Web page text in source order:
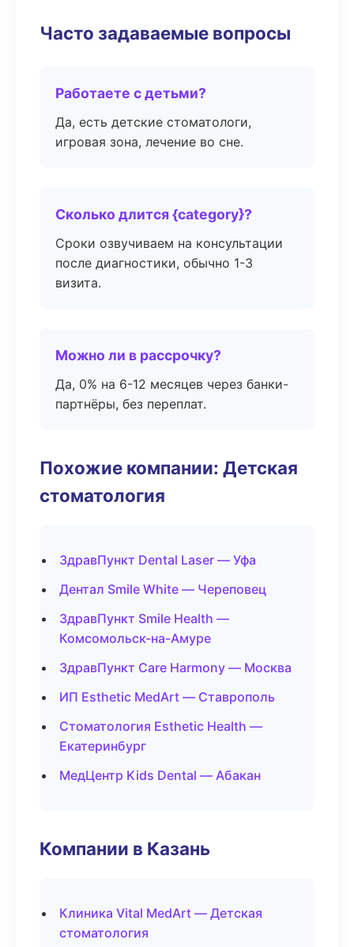
Часто задаваемые вопросы
Работаете с детьми?
Да, есть детские стоматологи,
игровая зона, лечение во сне.
Сколько длится {category}?
Сроки озвучиваем на консультации
после диагностики, обычно 1-3
визита.
Можно ли в рассрочку?
Да, 0% на 6-12 месяцев через банки-
партнёры, без переплат.
Похожие компании: Детская
стоматология
ЗдравПункт Dental Laser — Уфа
Дентал Smile White — Череповец
ЗдравПункт Smile Health —
Комсомольск-на-Амуре
ЗдравПункт Care Harmony — Москва
ИП Esthetic MedArt — Ставрополь
Стоматология Esthetic Health —
Екатеринбург
МедЦентр Kids Dental — Абакан
Компании в Казань
Клиника Vital MedArt — Детская
стоматология